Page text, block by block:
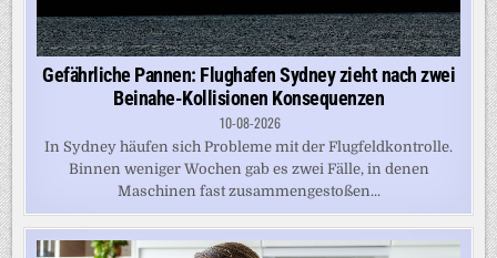
Gefährliche Pannen: Flughafen Sydney zieht nach zwei
Beinahe-Kollisionen Konsequenzen
10-08-2026
In Sydney häufen sich Probleme mit der Flugfeldkontrolle.
Binnen weniger Wochen gab es zwei Fälle, in denen
Maschinen fast zusammengestoßen...